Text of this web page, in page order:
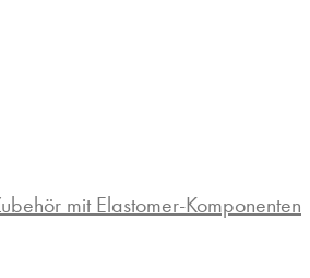
mit Elastomer-Komponenten